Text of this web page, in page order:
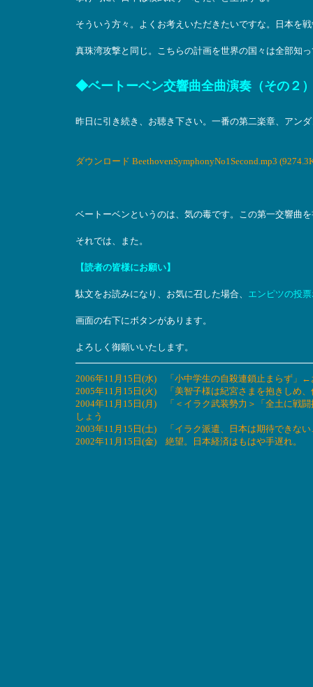
そういう方々。よくお考えいただきたいですな。日本を
真珠湾攻撃と同じ。こちらの計画を世界の国々は全部知
◆ベートーベン交響曲全曲演奏（その２
昨日に引き続き、お聴き下さい。一番の第二楽章、アン
ダウンロード BeethovenSymphonyNo1Second.mp3
ベートーベンというのは、気の毒です。この第一交響曲
それでは、また。
【読者の皆様にお願い】
駄文をお読みになり、お気に召した場合、 エンピツの投
画面の右下にボタンがあります。
よろしく御願いいたします。
2006年11月15日(水) 「小中学生の自殺連鎖止まらず」
2005年11月15日(火) 「美智子様は紀宮さまを抱きしめ
2004年11月15日(月) 「＜イラク武装勢力＞「全土に戦
しょう
2003年11月15日(土) 「イラク派遣、日本は期待できな
2002年11月15日(金) 絶望。日本経済はもはや手遅れ。